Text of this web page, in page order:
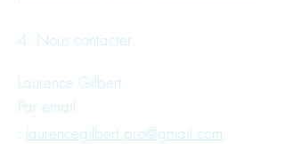
4. Nous contacter
Laurence Gilbert
Par email
: laurencegilbert.pro@gmail.com